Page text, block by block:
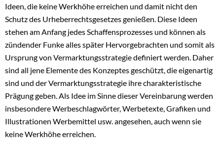
Ideen, die keine Werkhöhe erreichen und damit nicht den
Schutz des Urheberrechtsgesetzes genießen. Diese Ideen
stehen am Anfang jedes Schaffensprozesses und können als
zündender Funke alles später Hervorgebrachten und somit als
Ursprung von Vermarktungsstrategie definiert werden. Daher
sind all jene Elemente des Konzeptes geschützt, die eigenartig
sind und der Vermarktungsstrategie ihre charakteristische
Prägung geben. Als Idee im Sinne dieser Vereinbarung werden
insbesondere Werbeschlagwörter, Werbetexte, Grafiken und
Illustrationen Werbemittel usw. angesehen, auch wenn sie
keine Werkhöhe erreichen.